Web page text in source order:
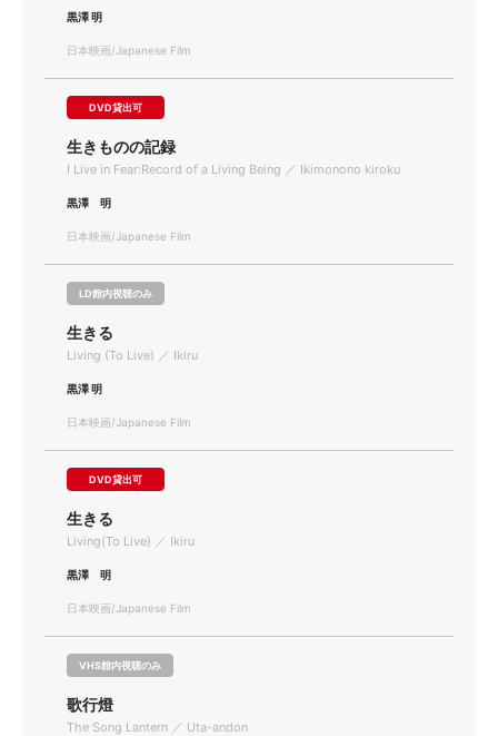
黒澤 明
日本映画/Japanese Film
DVD貸出可
生きものの記録
I Live in Fear:Record of a Living Being ／ Ikimonono kiroku
黒澤 明
日本映画/Japanese Film
LD館内視聴のみ
生きる
Living (To Live) ／ Ikiru
黒澤 明
日本映画/Japanese Film
DVD貸出可
生きる
Living(To Live) ／ Ikiru
黒澤 明
日本映画/Japanese Film
VHS館内視聴のみ
歌行燈
The Song Lantern ／ Uta-andon